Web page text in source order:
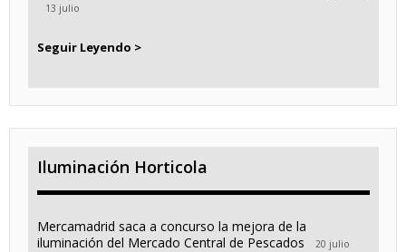
13 julio
Seguir Leyendo >
Iluminación Horticola
Mercamadrid saca a concurso la mejora de la
iluminación del Mercado Central de Pescados
20 julio